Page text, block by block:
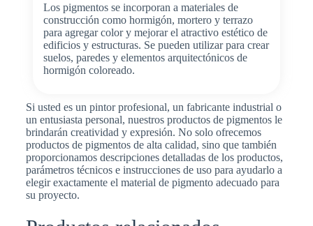
Los pigmentos se incorporan a materiales de
construcción como hormigón, mortero y terrazo
para agregar color y mejorar el atractivo estético de
edificios y estructuras. Se pueden utilizar para crear
suelos, paredes y elementos arquitectónicos de
hormigón coloreado.
Si usted es un pintor profesional, un fabricante industrial o
un entusiasta personal, nuestros productos de pigmentos le
brindarán creatividad y expresión. No solo ofrecemos
productos de pigmentos de alta calidad, sino que también
proporcionamos descripciones detalladas de los productos,
parámetros técnicos e instrucciones de uso para ayudarlo a
elegir exactamente el material de pigmento adecuado para
su proyecto.